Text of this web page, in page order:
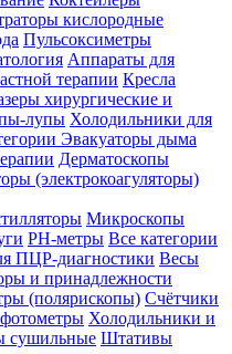
кислородные
Пульсоксиметры
Аппараты для
терапии Кресла
хирургические и
лупы Холодильники для
Эвакуаторы дыма
Дерматоскопы
(электрокоагуляторы)
Микроскопы
PH-метры Все категории
ПЦР-диагностики Весы
и принадлежности
(полярископы) Счётчики
Холодильники и
сушильные Штативы